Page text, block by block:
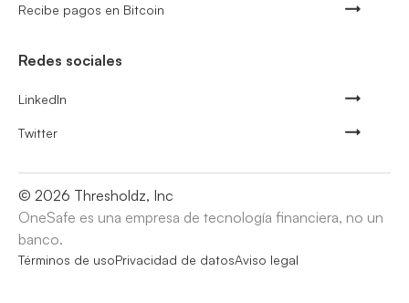
Recibe pagos en Bitcoin
Redes sociales
LinkedIn
Twitter
© 2026 Thresholdz, Inc
OneSafe es una empresa de tecnología financiera, no un
banco.
Términos de usoPrivacidad de datosAviso legal